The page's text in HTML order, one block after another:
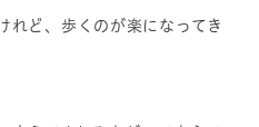
ど、歩くのが楽になってき